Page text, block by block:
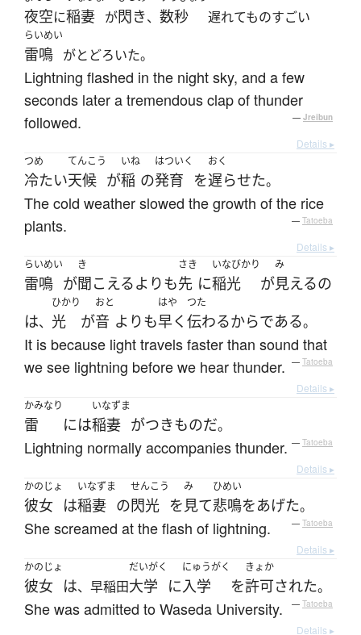
夜空に稲妻 が閃き、 数秒 遅れてものすごい
らいめい
雷鳴 がとどろいた。
Lightning flashed in the night sky, and a few
seconds later a tremendous clap of thunder
followed.
— Jreibun
Details ▸
つめ
冷たい
てんこう
天候 が
いね
稲 の
はついく
発育 を
おく
遅らせた。
The cold weather slowed the growth of the rice
plants.
— Tatoeba
Details ▸
らいめい
雷鳴 が
き
聞こえるよりも
さき
先 に
いなびかり
稲光 が
み
見えるの
は、
ひかり
光 が
おと
音 よりも
はや
早く
つた
伝わるからである。
It is because light travels faster than sound that
we see lightning before we hear thunder.
— Tatoeba
Details ▸
かみなり
雷 には
いなずま
稲妻 がつきものだ。
Lightning normally accompanies thunder. — Tatoeba
Details ▸
かのじょ
彼女 は
いなずま
稲妻 の
せんこう
閃光 を
み
見て
ひめい
悲鳴をあげた。
She screamed at the flash of lightning. — Tatoeba
Details ▸
かのじょ
彼女 は、早稲田
だいがく
大学 に
にゅうがく
入学 を
きょか
許可された。
She was admitted to Waseda University. — Tatoeba
Details ▸